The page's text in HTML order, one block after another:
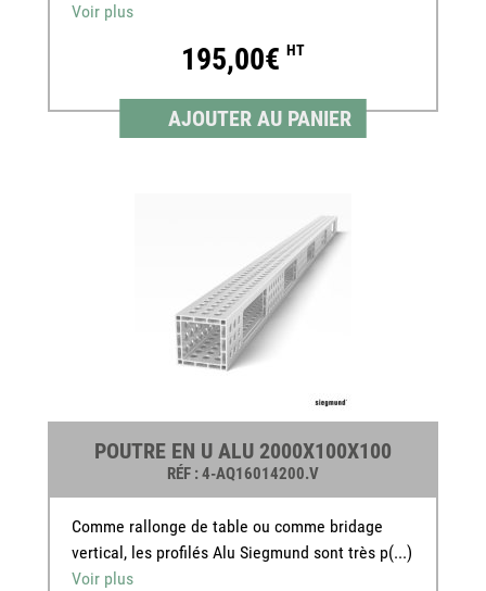
Voir plus
195,00€ HT
AJOUTER AU PANIER
POUTRE EN U ALU 2000X100X100
RÉF : 4-AQ16014200.V
Comme rallonge de table ou comme bridage
vertical, les profilés Alu Siegmund sont très p(...)
Voir plus